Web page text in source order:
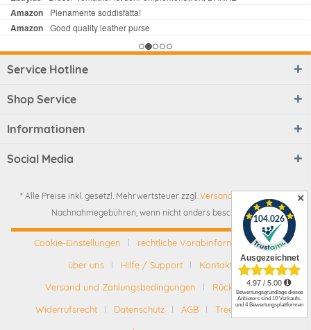
✕
Service Hotline
Shop Service
Informationen
Social Media
* Alle Preise inkl. gesetzl. Mehrwertsteuer zzgl. Versandkosten
Nachnahmegebühren, wenn nicht anders beschrieben
Cookie-Einstellungen
rechtliche Vorabinformationen
über uns
Hilfe / Support
Kontakt
Versand und Zahlungsbedingungen
Rückgabe
Widerrufsrecht
Datenschutz AGB
Tree-Nation